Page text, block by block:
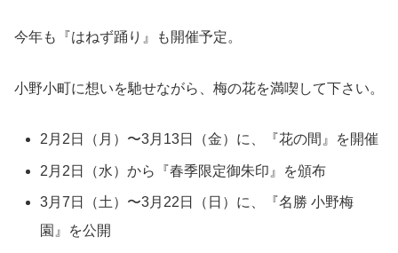
今年も『はねず踊り』も開催予定。
小野小町に想いを馳せながら、梅の花を満喫して下さい。
2月2日（月）〜3月13日（金）に、『花の間』を開催
2月2日（水）から『春季限定御朱印』を頒布
3月7日（土）〜3月22日（日）に、『名勝 小野梅
園』を公開